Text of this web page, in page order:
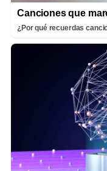
Canciones que
¿Por qué recuerdas